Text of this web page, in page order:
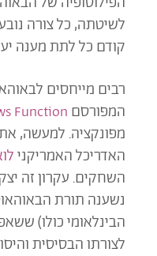
לשיטתה, כל צורה
קודם כל לתת מענה
רבים מייחסים
המפורסם Function
האדריכל האמריקני
השחקים. עקרון זה
נשענה תורת
הבינלאומי כולו)
לצורתו הבסיסית